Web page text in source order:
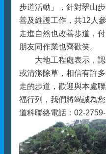
步道活動」，針對翠山
善及維護工作，共12人
走進自然也改善步道，
朋友同作業也齊歡笑。
大地工程處表示，認
或清潔除草，相信有許
走的步道，歡迎與本處
福行列，我們將竭誠為
道科聯絡電話：02-